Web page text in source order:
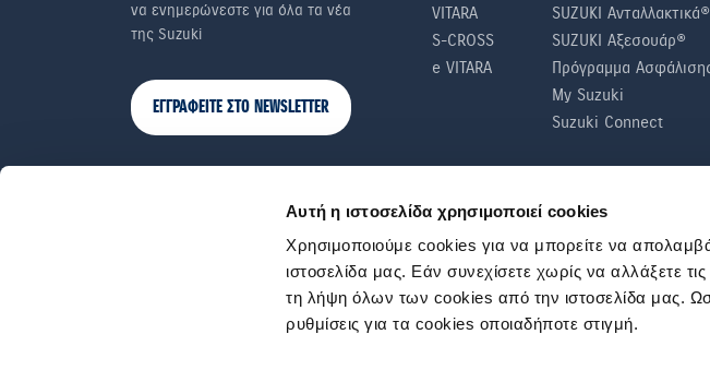
Αυτή η ιστοσελίδα χρησιμοποιεί cookies
Χρησιμοποιούμε cookies για να μπορείτε να
ιστοσελίδα μας. Εάν συνεχίσετε χωρίς να αλλάξετε
τη λήψη όλων των cookies από την ιστοσελίδα μας.
ρυθμίσεις για τα cookies οποιαδήποτε στιγμή.
να ενημερώνεστε για όλα τα νέα
της Suzuki
ΕΓΓΡΑΦΕΙΤΕ ΣΤΟ NEWSLETTER
VITARA
S-CROSS
e VITARA
SUZUKI Ανταλλακτικά®
SUZUKI Αξεσουάρ®
Πρόγραμμα
My Suzuki
Suzuki Connect